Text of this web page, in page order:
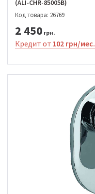
(ALI-CHR-85005B)
Код товара: 26769
2 450 грн.
Кредит от 102 грн/мес.